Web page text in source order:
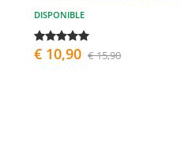
DISPONIBLE
€ 10,90 € 15,90